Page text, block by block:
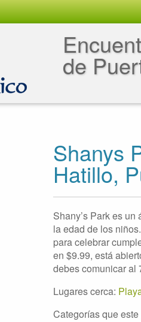
de
Shanys
Hatillo,
Shany’s Park es
la edad de los
para celebrar
en $9.99, está
debes comunicar al
Lugares cerca:
Categorías que